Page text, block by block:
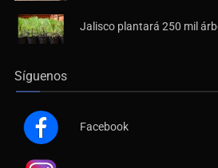
Jalisco plantará 250 mil
Síguenos
Facebook